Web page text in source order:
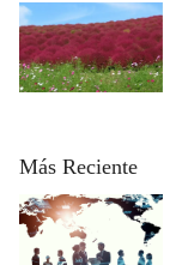
Más Reciente